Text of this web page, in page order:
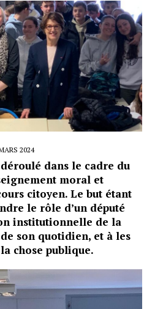
2024
déroulé dans le cadre du
moral et
citoyen. Le but étant
le rôle d’un député
institutionnelle de la
son quotidien, et à les
chose publique.